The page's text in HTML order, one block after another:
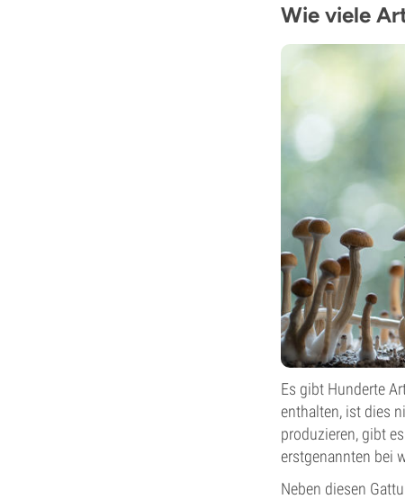
Wie viele
Es gibt Hunderte
enthalten, ist dies
produzieren, gibt
erstgenannten bei
Neben diesen